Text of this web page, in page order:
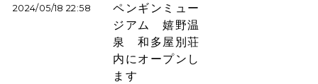
2024/05/18 22:58
ペンギンミュー
ジアム 嬉野温
泉 和多屋別荘
内にオープンし
ます